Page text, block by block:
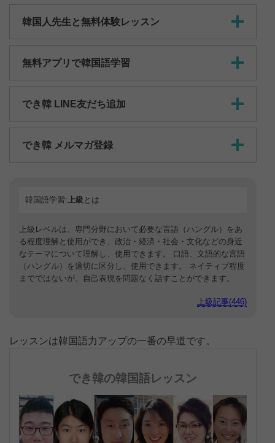
韓国人先生と無料体験レッスン
無料アプリで韓国語学習
でき韓 LINE友だち追加
でき韓 メルマガ登録
韓国語学習:上級 とは
上級レベルは、専門分野において必要な言語（ハングル）をあ
る程度理解と使用ができ、政治・経済・社会・文化などの身近
なテーマについて理解し、使用できます。 口語、文語的な言語
（ハングル）を適切に区分し、使用できます。 ネイティブ程度
までではないが、自己表現を問題なく話すことができます。
上級記事(446)
レッスンは韓国語力アップの一番の早道です。
でき韓の韓国語レッスン